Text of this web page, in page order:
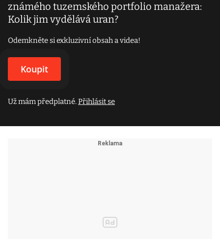
známého tuzemského portfolio manažera:
Kolik jim vydělává uran?
Odemkněte si exkluzivní obsah a videa!
Koupit
Už mám předplatné.Přihlásit se